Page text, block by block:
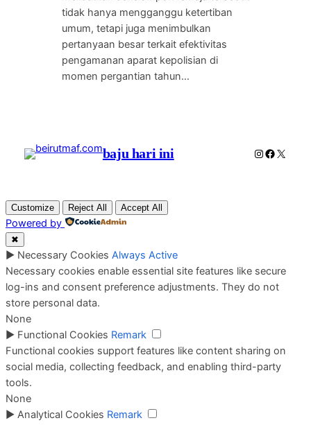
tidak hanya mengganggu ketertiban
umum, tetapi juga menimbulkan
pertanyaan besar terkait efektivitas
pengamanan aparat kepolisian di
momen pergantian tahun…
baju hari ini Instagram
X
Customize Reject All Accept All
Powered by
✖
► Necessary Cookies Always Active
Necessary cookies enable essential site features like secure
log-ins and consent preference adjustments. They do not
store personal data.
None
► Functional Cookies Remark
Functional cookies support features like content sharing on
social media, collecting feedback, and enabling third-party
tools.
None
► Analytical Cookies Remark